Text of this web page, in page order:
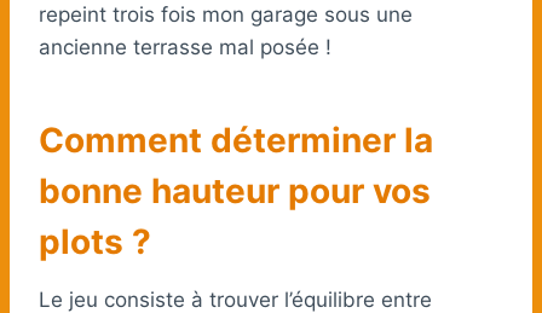
repeint trois fois mon garage sous une
ancienne terrasse mal posée !
Comment déterminer la
bonne hauteur pour vos
plots ?
Le jeu consiste à trouver l’équilibre entre